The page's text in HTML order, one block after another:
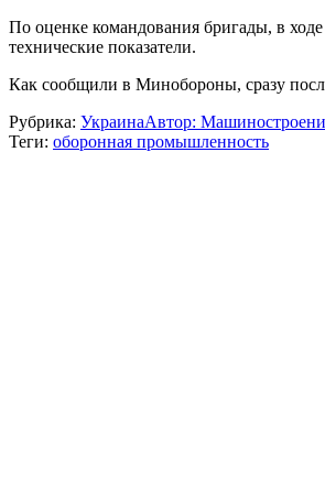
По оценке командования бригады, в
технические показатели.
Как сообщили в Минобороны, сразу
Рубрика: УкраинаАвтор:
Теги: оборонная промышленность